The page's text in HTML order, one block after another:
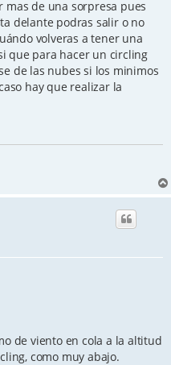
de una sorpresa pues
delante podras salir o no
volveras a tener una
que para hacer un circling
de las nubes si los minimos
hay que realizar la
de viento en cola a la altitud
como muy abajo.